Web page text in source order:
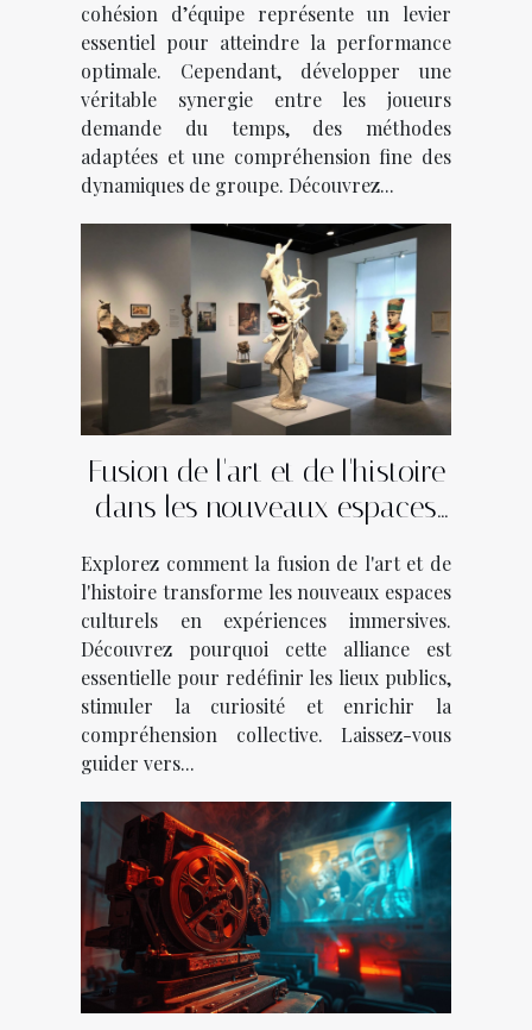
cohésion d’équipe représente un levier
essentiel pour atteindre la performance
optimale. Cependant, développer une
véritable synergie entre les joueurs
demande du temps, des méthodes
adaptées et une compréhension fine des
dynamiques de groupe. Découvrez...
Fusion de l'art et de l'histoire
dans les nouveaux espaces
Explorez comment la fusion de l'art et de
l'histoire transforme les nouveaux espaces
culturels en expériences immersives.
Découvrez pourquoi cette alliance est
essentielle pour redéfinir les lieux publics,
stimuler la curiosité et enrichir la
compréhension collective. Laissez-vous
guider vers...